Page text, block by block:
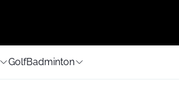
GolfBadminton